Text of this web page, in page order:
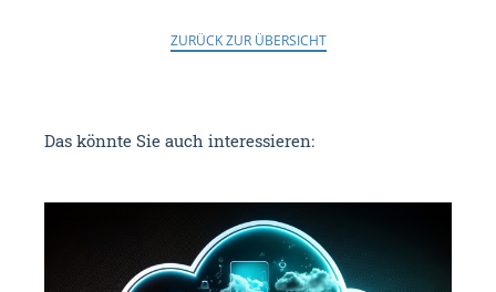
ZURÜCK ZUR ÜBERSICHT
Das könnte Sie auch interessieren: